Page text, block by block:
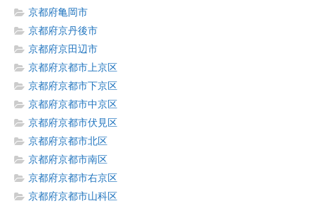
京都府亀岡市
京都府京丹後市
京都府京田辺市
京都府京都市上京区
京都府京都市下京区
京都府京都市中京区
京都府京都市伏見区
京都府京都市北区
京都府京都市南区
京都府京都市右京区
京都府京都市山科区